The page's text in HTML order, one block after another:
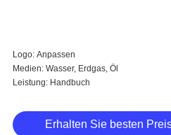
Logo: Anpassen
Medien: Wasser, Erdgas, Öl
Leistung: Handbuch
Erhalten Sie besten